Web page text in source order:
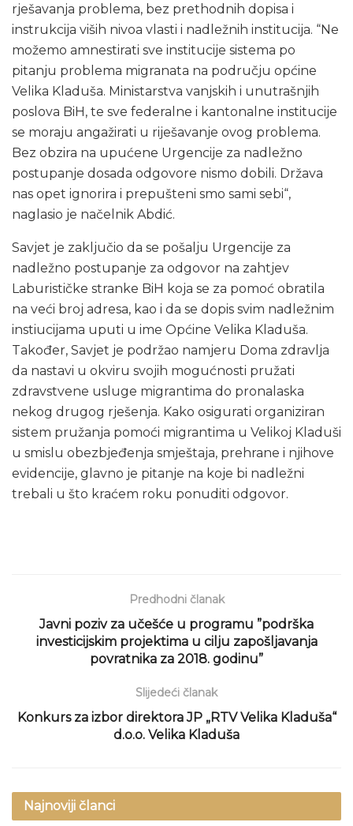
rješavanja problema, bez prethodnih dopisa i
instrukcija viših nivoa vlasti i nadležnih institucija. “Ne
možemo amnestirati sve institucije sistema po
pitanju problema migranata na području općine
Velika Kladuša. Ministarstva vanjskih i unutrašnjih
poslova BiH, te sve federalne i kantonalne institucije
se moraju angažirati u riješavanje ovog problema.
Bez obzira na upućene Urgencije za nadležno
postupanje dosada odgovore nismo dobili. Država
nas opet ignorira i prepušteni smo sami sebi“,
naglasio je načelnik Abdić.
Savjet je zaključio da se pošalju Urgencije za
nadležno postupanje za odgovor na zahtjev
Laburističke stranke BiH koja se za pomoć obratila
na veći broj adresa, kao i da se dopis svim nadležnim
instiucijama uputi u ime Općine Velika Kladuša.
Također, Savjet je podržao namjeru Doma zdravlja
da nastavi u okviru svojih mogućnosti pružati
zdravstvene usluge migrantima do pronalaska
nekog drugog rješenja. Kako osigurati organiziran
sistem pružanja pomoći migrantima u Velikoj Kladuši
u smislu obezbjeđenja smještaja, prehrane i njihove
evidencije, glavno je pitanje na koje bi nadležni
trebali u što kraćem roku ponuditi odgovor.
Predhodni članak
Javni poziv za učešće u programu ”podrška
investicijskim projektima u cilju zapošljavanja
povratnika za 2018. godinu”
Slijedeći članak
Konkurs za izbor direktora JP „RTV Velika Kladuša“
d.o.o. Velika Kladuša
Najnoviji članci